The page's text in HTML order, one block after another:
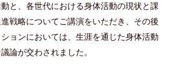
と、各世代における身体活動の現状と課
戦略についてご講演をいただき、その後
ョンにおいては、生涯を通じた身体活動
論が交わされました。